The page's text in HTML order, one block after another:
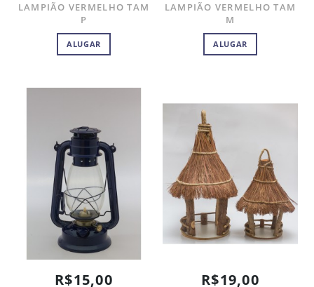
LAMPIÃO VERMELHO TAM
P
ALUGAR
LAMPIÃO VERMELHO TAM
M
ALUGAR
R$15,00 R$19,00